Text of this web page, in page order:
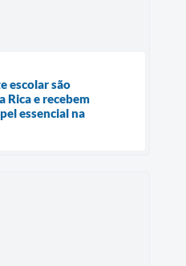
escolar são
Rica e recebem
essencial na